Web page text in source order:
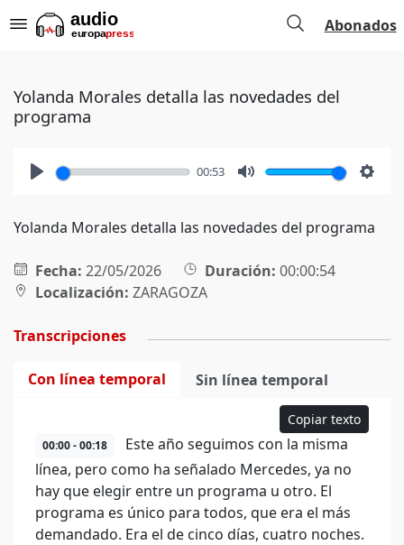
Abonados
Yolanda Morales detalla las novedades del
programa
00:53
Yolanda Morales detalla las novedades del programa
Fecha: 22/05/2026 Duración: 00:00:54
Localización: ZARAGOZA
Transcripciones
Con línea temporal Sin línea temporal
Copiar texto
00:00 - 00:18
Este año seguimos con la misma
línea, pero como ha señalado Mercedes, ya no
hay que elegir entre un programa u otro. El
programa es único para todos, que era el más
demandado. Era el de cinco días, cuatro noches.